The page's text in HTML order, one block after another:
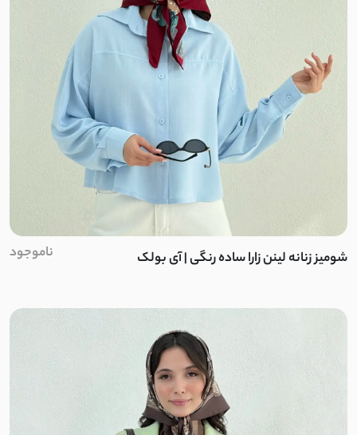
پنبه دورس سه نخ
پنبه دورس تو کرک
تریکو
لاکرا
لمه
شومیز زنانه لینن زارا ساده رنگی | آی بولک ناموجود